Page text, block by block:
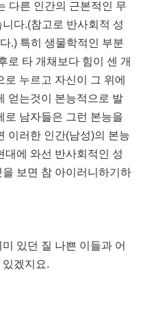
다른 인간의 근본적인 무
다.(참고로 반사회적 성
.) 특히 생물학적인 부분
로 타 개채보다 힘이 센 개
누르고 자신이 그 위에
얻는것이 본능적으로 발
로 남자들은 그런 본능을
이러한 인간(남성)의 본능
대에 와선 반사회적인 성
보면 참 아이러니하기하
있던 질 나쁜 이들과 어
겠지요.